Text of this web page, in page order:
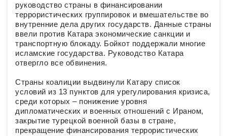
руководство страны в финансировании
террористических группировок и вмешательстве во
внутренние дела других государств. Данные страны
ввели против Катара экономические санкции и
транспортную блокаду. Бойкот поддержали многие
исламские государства. Руководство Катара
отвергло все обвинения.
Страны коалиции выдвинули Катару список
условий из 13 пунктов для урегулирования кризиса,
среди которых – понижение уровня
дипломатических и военных отношений с Ираном,
закрытие турецкой военной базы в стране,
прекращение финансирования террористических